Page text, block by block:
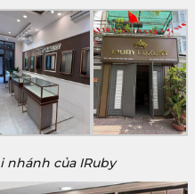
nhánh của IRuby